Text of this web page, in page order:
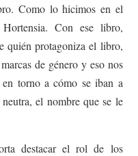
Como lo hicimos en el
Con ese libro,
quién protagoniza el libro,
de género y eso nos
torno a cómo se iban a
el nombre que se le
destacar el rol de los